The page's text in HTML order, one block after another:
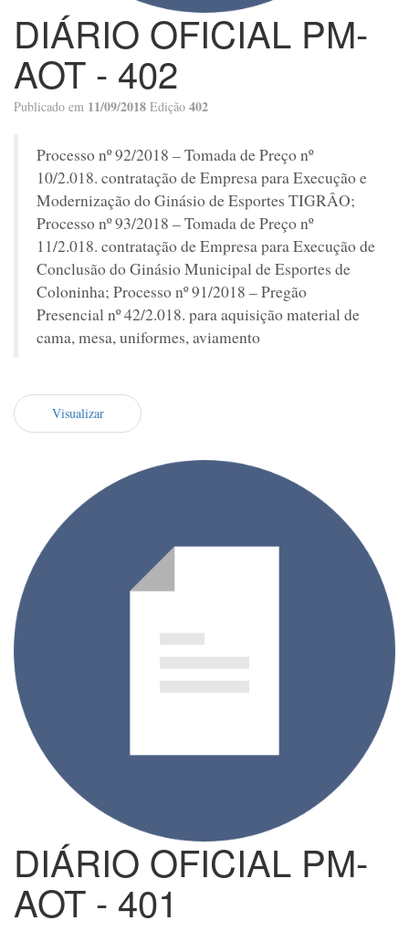
DIÁRIO OFICIAL PM-
AOT - 402
Publicado em 11/09/2018 Edição 402
Processo nº 92/2018 – Tomada de Preço nº
10/2.018. contratação de Empresa para Execução e
Modernização do Ginásio de Esportes TIGRÂO;
Processo nº 93/2018 – Tomada de Preço nº
11/2.018. contratação de Empresa para Execução de
Conclusão do Ginásio Municipal de Esportes de
Coloninha; Processo nº 91/2018 – Pregão
Presencial nº 42/2.018. para aquisição material de
cama, mesa, uniformes, aviamento
Visualizar
DIÁRIO OFICIAL PM-
AOT - 401